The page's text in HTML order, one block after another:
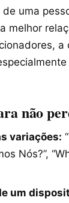
uma
melhor
a
não
variações:
Nós?”,
um